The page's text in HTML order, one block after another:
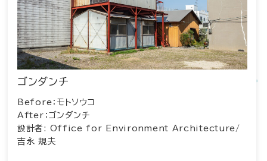
ゴンダンチ
Before：モトソウコ
After：ゴンダンチ
設計者: Office for Environment Architecture/
吉永 規夫